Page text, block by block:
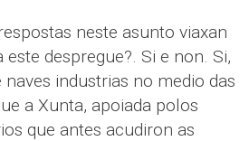
neste asunto viaxan
despregue?. Si e non. Si,
industrias no medio das
a Xunta, apoiada polos
que antes acudiron as